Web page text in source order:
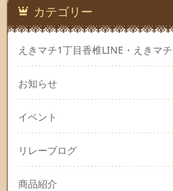
カテゴリー
えきマチ1丁目香椎LINE・えきマ
お知らせ
イベント
リレーブログ
商品紹介